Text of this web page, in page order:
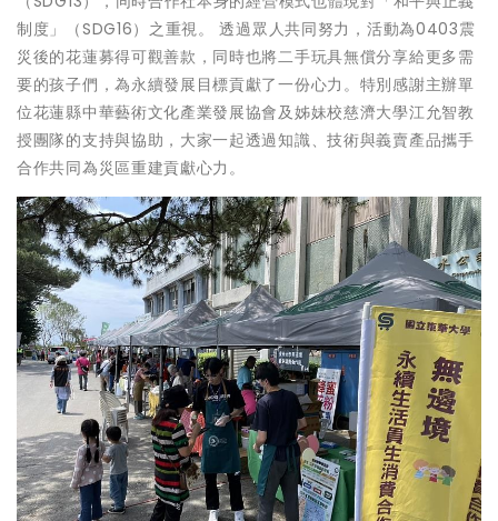
制度」（SDG16）之重視。 透過眾人共同努力，活動為0403震
災後的花蓮募得可觀善款，同時也將二手玩具無償分享給更多需
要的孩子們，為永續發展目標貢獻了一份心力。特別感謝主辦單
位花蓮縣中華藝術文化產業發展協會及姊妹校慈濟大學江允智教
授團隊的支持與協助，大家一起透過知識、技術與義賣產品攜手
合作共同為災區重建貢獻心力。